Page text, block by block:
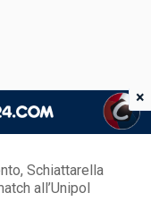
Schiattarella
all’Unipol
×